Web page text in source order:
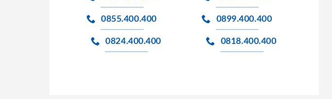
0855.400.400
0824.400.400
0899.400.400
0818.400.400